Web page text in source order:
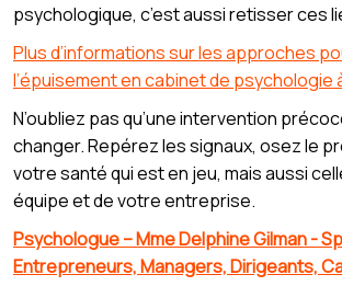
psychologique, c’est aussi retisser ces
Plus d’informations sur les approches
l’épuisement en cabinet de psychologie
N’oubliez pas qu’une intervention
changer. Repérez les signaux, osez le
votre santé qui est en jeu, mais aussi
équipe et de votre entreprise.
Psychologue – Mme Delphine Gilman -
Entrepreneurs, Managers, Dirigeants,